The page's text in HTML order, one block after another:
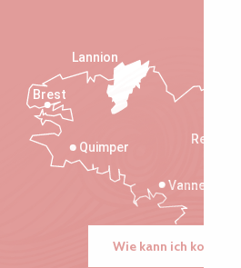
Rennes
Vannes
Quimper
Lannion
Brest
Wie kann ich kommen?